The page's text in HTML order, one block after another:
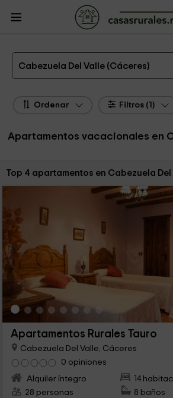
Casas Rurales
Extremadura
Apartamentos Cáceres
Apartamentos de alquiler en Cabezuela Del Valle
Cabezuela Del Valle (Cáceres)
Ordenar Filtros (1)
Ordenar por:
Top 4 apartamentos en Cabezuela Del
Apartamentos Rurales Tauro
Cabezuela Del Valle, Cáceres
0 opiniones
Alquiler íntegro
14
28 personas
8 baños